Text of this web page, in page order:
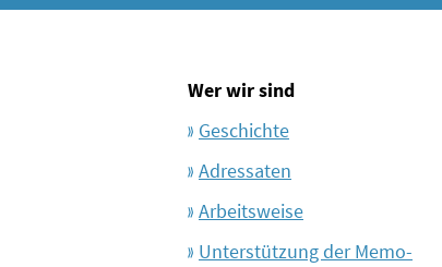
Wer wir sind
Geschichte
Adressaten
Arbeitsweise
Unterstützung der Memo-